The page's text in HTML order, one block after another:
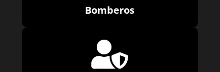
Bomberos
